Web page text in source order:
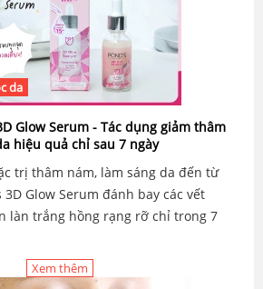
da
Glow Serum - Tác dụng giảm thâm
hiệu quả chỉ sau 7 ngày
trị thâm nám, làm sáng da đến từ
3D Glow Serum đánh bay các vết
làn trắng hồng rạng rỡ chỉ trong 7
Xem thêm